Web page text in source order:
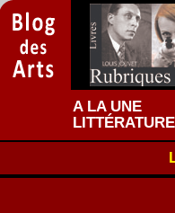
A LA UNE
LITTÉRATURE